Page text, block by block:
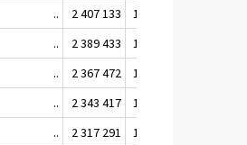
.. 2 407 133 1 146 986
.. 2 389 433 1 142 337
.. 2 367 472 1 135 233
.. 2 343 417 1 127 252
.. 2 317 291 1 116 687